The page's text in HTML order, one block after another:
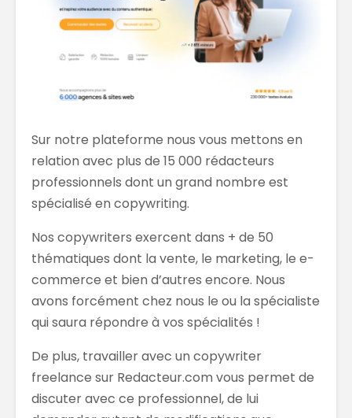
Sur notre plateforme nous vous mettons en
relation avec plus de 15 000 rédacteurs
professionnels dont un grand nombre est
spécialisé en copywriting.
Nos copywriters exercent dans + de 50
thématiques dont la vente, le marketing, le e-
commerce et bien d’autres encore. Nous
avons forcément chez nous le ou la spécialiste
qui saura répondre à vos spécialités !
De plus, travailler avec un copywriter
freelance sur Redacteur.com vous permet de
discuter avec ce professionnel, de lui